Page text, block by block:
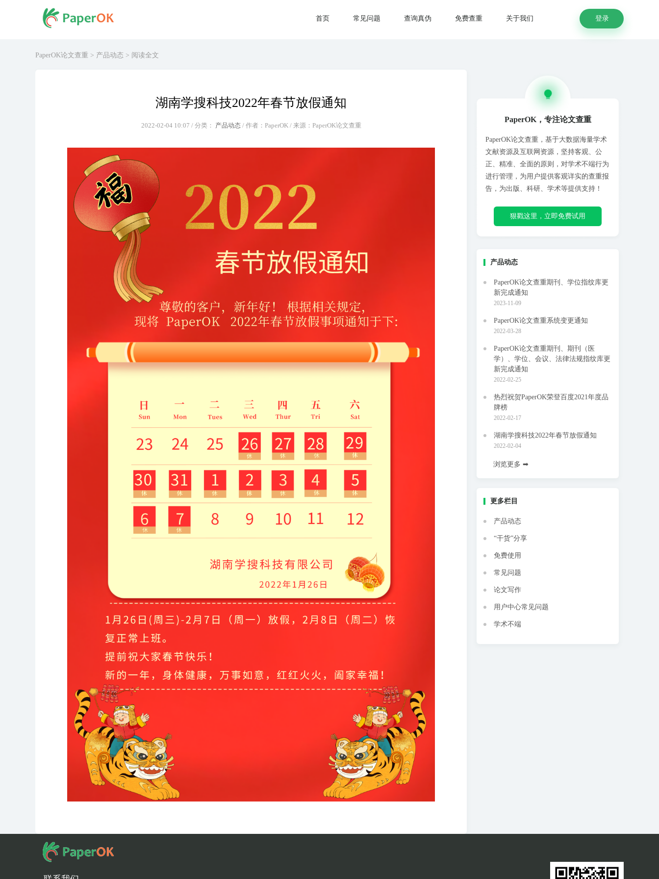
首页 常见问题 查询真伪 免费查重 关于我们 登录
PaperOK论文查重 > 产品动态 > 阅读全文
湖南学搜科技2022年春节放假通知
2022-02-04 10:07 / 分类： 产品动态/ 作者：PaperOK / 来源：PaperOK论文查重
PaperOK，专注论文查重
PaperOK论文查重，基于大数据海量学术
文献资源及互联网资源，坚持客观、公
正、精准、全面的原则，对学术不端行为
进行管理，为用户提供客观详实的查重报
告，为出版、科研、学术等提供支持！
狠戳这里，立即免费试用
产品动态
PaperOK论文查重期刊、学位指纹库更
新完成通知
2023-11-09
PaperOK论文查重系统变更通知
2022-03-28
PaperOK论文查重期刊、期刊（医
学）、学位、会议、法律法规指纹库更
新完成通知
2022-02-25
热烈祝贺PaperOK荣登百度2021年度品
牌榜
2022-02-17
湖南学搜科技2022年春节放假通知
2022-02-04
浏览更多 ➡
更多栏目
产品动态
“干货”分享
免费使用
常见问题
论文写作
用户中心常见问题
学术不端